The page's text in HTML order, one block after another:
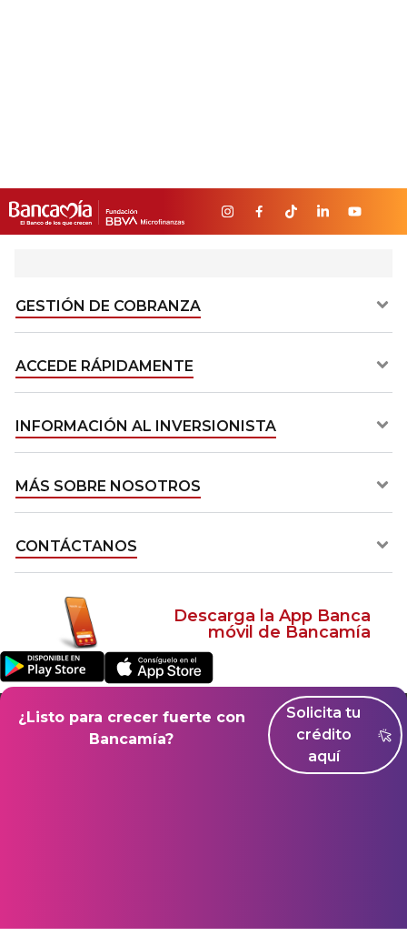
¿Listo para crecer fuerte con
Bancamía?
Solicita tu
crédito
aquí
GESTIÓN DE COBRANZA​
ACCEDE RÁPIDAMENTE​
INFORMACIÓN AL INVERSIONISTA​
MÁS SOBRE NOSOTROS​
CONTÁCTANOS​
Descarga la App Banca
móvil de Bancamía
Superintendencia Financiera de Colombia
Seguros de Depósito de FogafínMapa del sitio
© Copyright 2021 – Bancamía. Todos los derechos reservados.